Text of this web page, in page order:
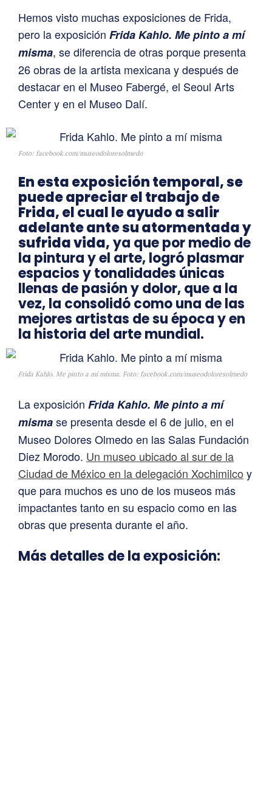
Hemos visto muchas exposiciones de Frida,
pero la exposición Frida Kahlo. Me pinto a mí
misma, se diferencia de otras porque presenta
26 obras de la artista mexicana y después de
destacar en el Museo Fabergé, el Seoul Arts
Center y en el Museo Dalí.
Foto: facebook.com/museodoloresolmedo
En esta exposición temporal, se
puede apreciar el trabajo de
Frida, el cual le ayudo a salir
adelante ante su atormentada y
sufrida vida,ya que por medio de
la pintura y el arte, logró plasmar
espacios y tonalidades únicas
llenas de pasión y dolor, que a la
vez, la consolidó como una de las
mejores artistas de su época y en
la historia del arte mundial.
Frida Kahlo. Me pinto a mí misma. Foto: facebook.com/museodoloresolmedo
La exposición Frida Kahlo. Me pinto a mí
mismase presenta desde el 6 de julio, en el
Museo Dolores Olmedo en las Salas Fundación
Diez Morodo. Un museo ubicado al sur de la
Ciudad de México en la delegación Xochimilco y
que para muchos es uno de los museos más
impactantes tanto en su espacio como en las
obras que presenta durante el año.
Más detalles de la exposición: